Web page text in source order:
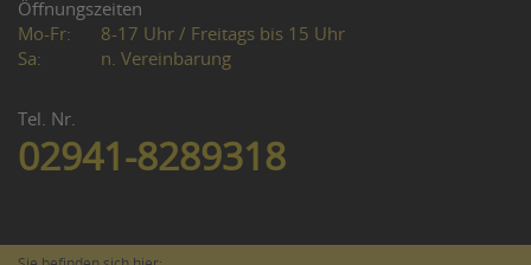
Öffnungszeiten
Mo-Fr:
8-17 Uhr / Freitags bis 15 Uhr
Sa:
n. Vereinbarung
Tel. Nr.
02941-8289318